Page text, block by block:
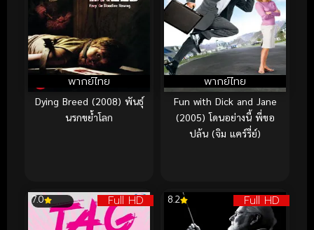
พากย์ไทย
Dying Breed (2008) พันธุ์
นรกขย้ำโลก
พากย์ไทย
Fun with Dick and Jane
(2005) โดนอย่างนี้ พี่ขอ
ปล้น (จิม แคร์รี่ย์)
Full HD
7.0 Full HD
8.2